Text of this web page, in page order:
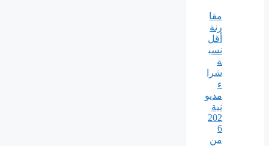
مقا
رنة
أقل
نسب
ة
شرا
ء
مديو
نية
202
6
من